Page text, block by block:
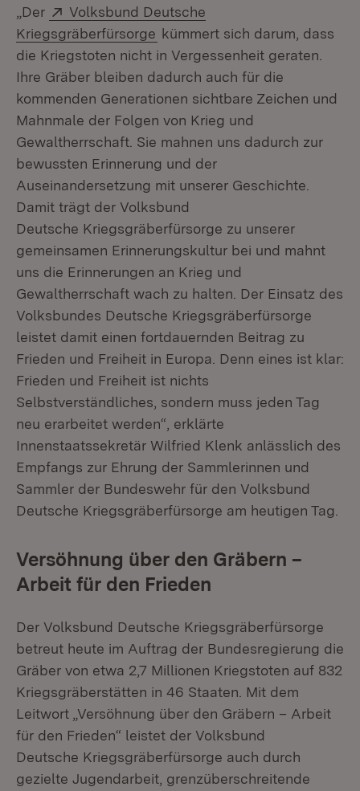
„Der Extern:
Volksbund Deutsche
Kriegsgräberfürsorge (Öffnet in neuem Fenster)
kümmert sich darum, dass
die Kriegstoten nicht in Vergessenheit geraten.
Ihre Gräber bleiben dadurch auch für die
kommenden Generationen sichtbare Zeichen und
Mahnmale der Folgen von Krieg und
Gewaltherrschaft. Sie mahnen uns dadurch zur
bewussten Erinnerung und der
Auseinandersetzung mit unserer Geschichte.
Damit trägt der Volksbund
Deutsche Kriegsgräberfürsorge zu unserer
gemeinsamen Erinnerungskultur bei und mahnt
uns die Erinnerungen an Krieg und
Gewaltherrschaft wach zu halten. Der Einsatz des
Volksbundes Deutsche Kriegsgräberfürsorge
leistet damit einen fortdauernden Beitrag zu
Frieden und Freiheit in Europa. Denn eines ist klar:
Frieden und Freiheit ist nichts
Selbstverständliches, sondern muss jeden Tag
neu erarbeitet werden“, erklärte
Innenstaatssekretär Wilfried Klenk anlässlich des
Empfangs zur Ehrung der Sammlerinnen und
Sammler der Bundeswehr für den Volksbund
Deutsche Kriegsgräberfürsorge am heutigen Tag.
Versöhnung über den Gräbern –
Arbeit für den Frieden
Der Volksbund Deutsche Kriegsgräberfürsorge
betreut heute im Auftrag der Bundesregierung die
Gräber von etwa 2,7 Millionen Kriegstoten auf 832
Kriegsgräberstätten in 46 Staaten. Mit dem
Leitwort „Versöhnung über den Gräbern – Arbeit
für den Frieden“ leistet der Volksbund
Deutsche Kriegsgräberfürsorge auch durch
gezielte Jugendarbeit, grenzüberschreitende